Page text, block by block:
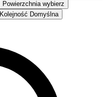
Powierzchnia wybierz
Kolejność Domyślna